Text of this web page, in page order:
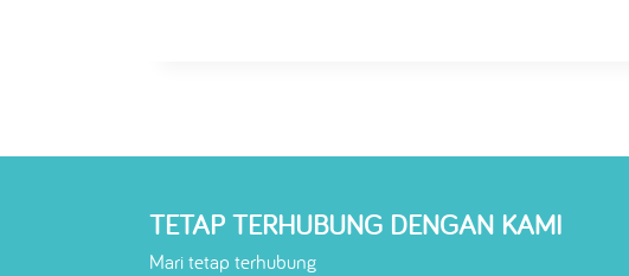
TETAP TERHUBUNG DENGAN KAMI
Mari tetap terhubung